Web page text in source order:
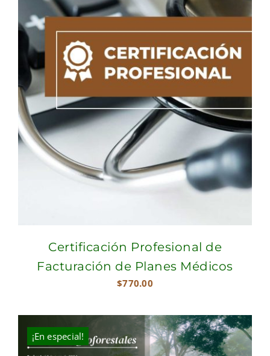
Certificación Profesional de
Facturación de Planes Médicos
$770.00
¡En especial!